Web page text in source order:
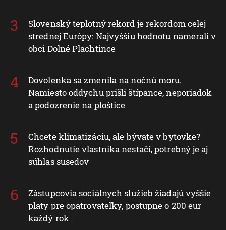
Slovenský teplotný rekord je rekordom celej
strednej Európy: Najvyššiu hodnotu namerali v
obci Dolné Plachtince
Dovolenka sa zmenila na nočnú moru.
Namiesto oddychu prišli štípance, neporiadok
a podozrenie na ploštice
Chcete klimatizáciu, ale bývate v bytovke?
Rozhodnutie vlastníka nestačí, potrebný je aj
súhlas susedov
Zástupcovia sociálnych služieb žiadajú vyššie
platy pre opatrovateľky, postupne o 200 eur
každý rok